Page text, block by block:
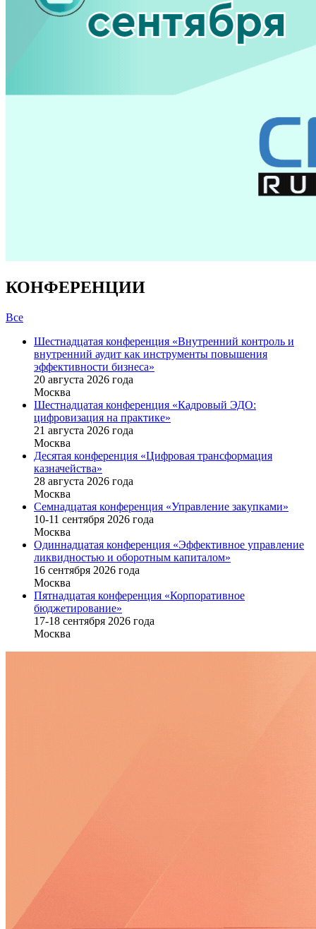
КОНФЕРЕНЦИИ
Все
Шестнадцатая конференция «Внутренний контроль и
внутренний аудит как инструменты повышения
эффективности бизнеса»
20 августа 2026 года
Москва
Шестнадцатая конференция «Кадровый ЭДО:
цифровизация на практике»
21 августа 2026 года
Москва
Десятая конференция «Цифровая трансформация
казначейства»
28 августа 2026 года
Москва
Семнадцатая конференция «Управление закупками»
10-11 сентября 2026 года
Москва
Одиннадцатая конференция «Эффективное управление
ликвидностью и оборотным капиталом»
16 cентября 2026 года
Москва
Пятнадцатая конференция «Корпоративное
бюджетирование»
17-18 сентября 2026 года
Москва